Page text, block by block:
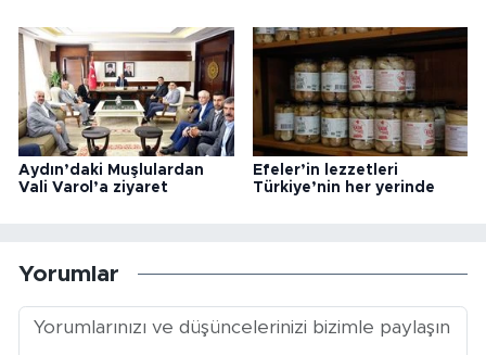
Aydın’daki Muşlulardan
Vali Varol’a ziyaret
Efeler’in lezzetleri
Türkiye’nin her yerinde
Yorumlar